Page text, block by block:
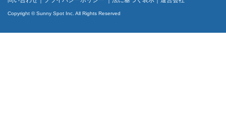
Copyright © Sunny Spot Inc. All Rights Reserved